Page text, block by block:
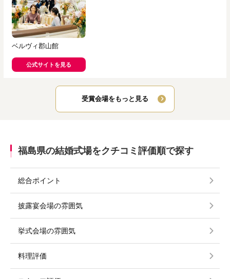
ベルヴィ郡山館
公式サイトを見る
受賞会場をもっと見る
福島県の結婚式場をクチコミ評価順で探す
総合ポイント
披露宴会場の雰囲気
挙式会場の雰囲気
料理評価